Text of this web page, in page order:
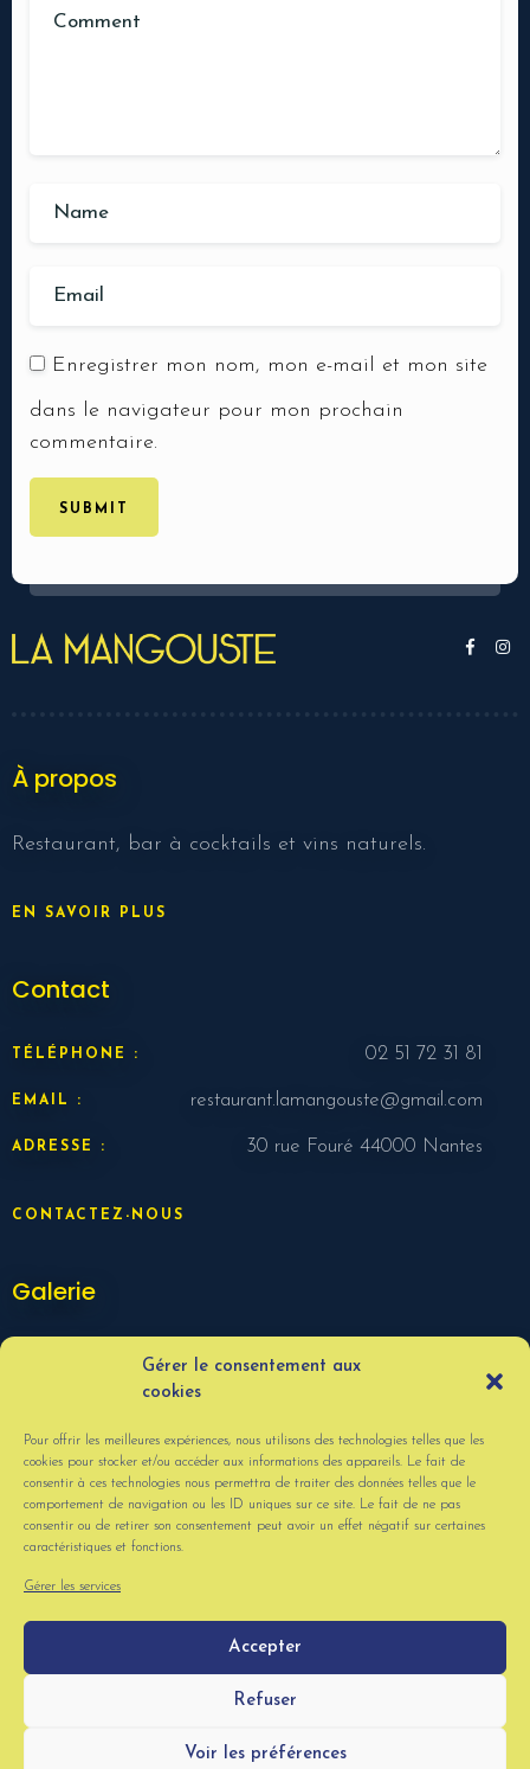
Gérer le consentement aux
cookies
Pour offrir les meilleures expériences, nous utilisons des technologies telles que les
cookies pour stocker et/ou accéder aux informations des appareils. Le fait de
consentir à ces technologies nous permettra de traiter des données telles que le
comportement de navigation ou les ID uniques sur ce site. Le fait de ne pas
consentir ou de retirer son consentement peut avoir un effet négatif sur certaines
caractéristiques et fonctions.
Gérer les services
Accepter
Refuser
Voir les préférences
Enregistrer mon nom, mon e-mail et mon site
dans le navigateur pour mon prochain
commentaire.
SUBMIT
À propos
Restaurant, bar à cocktails et vins naturels.
EN SAVOIR PLUS
Contact
TÉLÉPHONE : 02 51 72 31 81
EMAIL : restaurant.lamangouste@gmail.com
ADRESSE : 30 rue Fouré 44000 Nantes
CONTACTEZ-NOUS
Galerie
VOIR PLUS
© La Mangouste . Tous droits réservés. Site réalisé par
Lucas